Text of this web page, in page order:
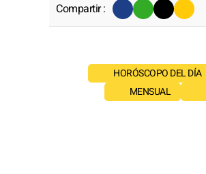
Compartir :
HORÓSCOPO DEL DÍA
MENSUAL